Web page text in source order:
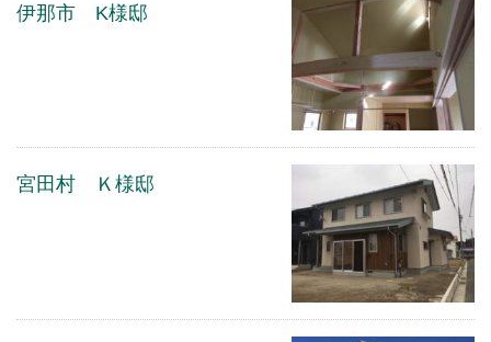
伊那市 K様邸
宮田村 Ｋ様邸